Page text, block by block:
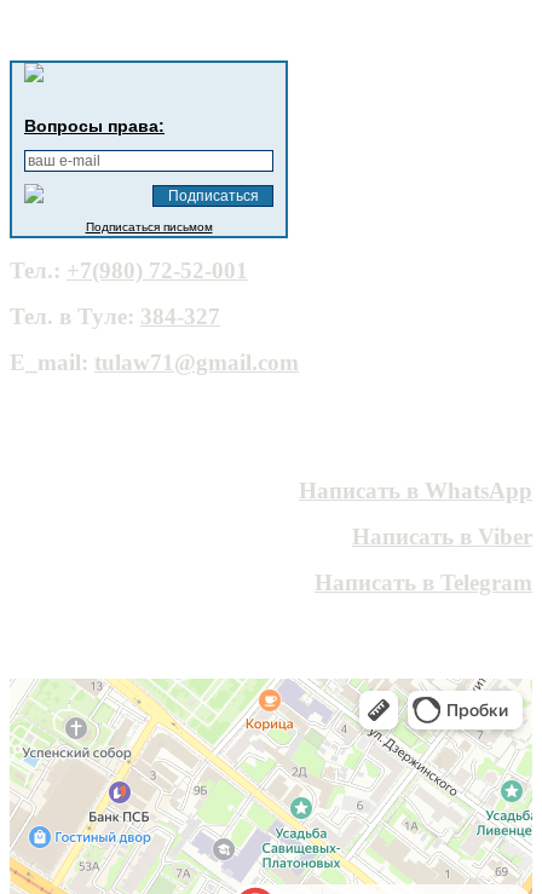
Вопросы права:
Подписаться письмом
Тел.: +7(980) 72-52-001
Тел. в Туле: 384-327
E_mail: tulaw71@gmail.com
Написать в WhatsApp
Написать в Viber
Написать в Telegram